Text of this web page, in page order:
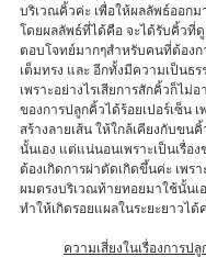
บริเวณคิ้วค่ะ เพื่อให้ผลลัพธ์ออก
โดยผลลัพธ์ที่ได้คือ จะได้รับคิ้วที่
ตอบโจทย์มากๆสำหรับคนที่ต้อง
เต็มทรง และ อีกทั้งมีความเป็นธ
เพราะอย่างไรเสียการสักคิ้วก็ไม่
ของการปลูกคิ้วได้ร้อยเปอร์เซ็น
สร้างลายเส้น ให้ใกล้เคียงกับขน
นั้นเอง แต่แน่นอนเพราะเป็นเรื่อ
ต้องเกิดการผ่าตัดเกิดขึ้นค่ะ เพร
ผมตรงบริเวณท้ายทอยมาใช้นั้นเ
ทำให้เกิดรอยแผลในระยะยาวได้
ความเสี่ยงในเรื่องการปลู